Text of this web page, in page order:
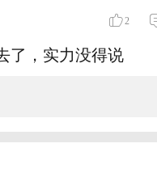
2
了，实力没得说